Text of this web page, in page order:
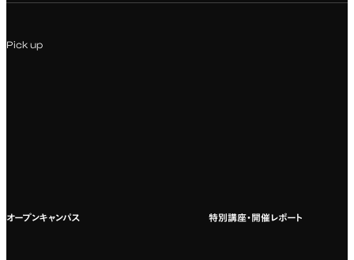
海外への留学
Pick up
オープンキャンパス 特別講座・開催レポート